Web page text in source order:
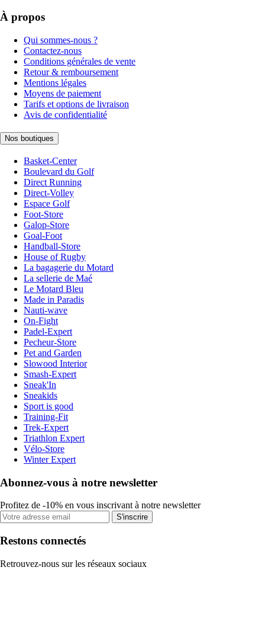
À propos
Qui sommes-nous ?
Contactez-nous
Conditions générales de vente
Retour & remboursement
Mentions légales
Moyens de paiement
Tarifs et options de livraison
Avis de confidentialité
Nos boutiques
Basket-Center
Boulevard du Golf
Direct Running
Direct-Volley
Espace Golf
Foot-Store
Galop-Store
Goal-Foot
Handball-Store
House of Rugby
La bagagerie du Motard
La sellerie de Maé
Le Motard Bleu
Made in Paradis
Nauti-wave
On-Fight
Padel-Expert
Pecheur-Store
Pet and Garden
Slowood Interior
Smash-Expert
Sneak'In
Sneakids
Sport is good
Training-Fit
Trek-Expert
Triathlon Expert
Vélo-Store
Winter Expert
Abonnez-vous à notre newsletter
Profitez de -10% en vous inscrivant à notre newsletter
S'inscrire
Restons connectés
Retrouvez-nous sur les réseaux sociaux